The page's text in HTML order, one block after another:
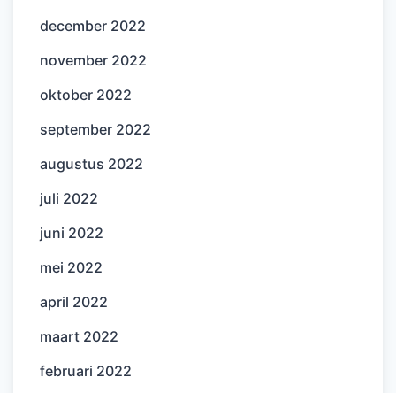
december 2022
november 2022
oktober 2022
september 2022
augustus 2022
juli 2022
juni 2022
mei 2022
april 2022
maart 2022
februari 2022